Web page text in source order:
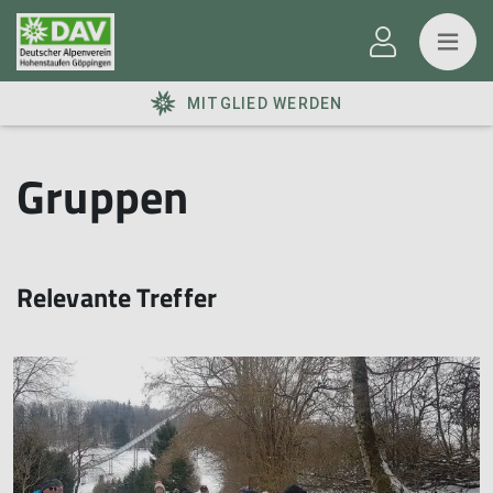
MITGLIED WERDEN
Gruppen
Relevante Treffer